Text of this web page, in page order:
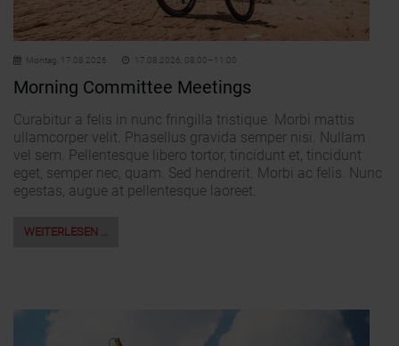
Montag, 17.08.2026 17.08.2026, 08:00–11:00
Morning Committee Meetings
Curabitur a felis in nunc fringilla tristique. Morbi mattis
ullamcorper velit. Phasellus gravida semper nisi. Nullam
vel sem. Pellentesque libero tortor, tincidunt et, tincidunt
eget, semper nec, quam. Sed hendrerit. Morbi ac felis. Nunc
egestas, augue at pellentesque laoreet.
WEITERLESEN …